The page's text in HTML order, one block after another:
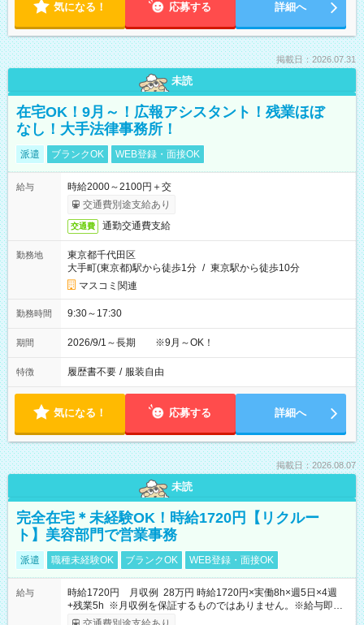
気になる！ 応募する 詳細へ
掲載日：2026.07.31
未読
在宅OK！9月～！広報アシスタント！残業ほぼ
なし！大手法律事務所！
派遣 ブランクOK WEB登録・面接OK
給与
時給2000～2100円＋交
交通費別途支給あり
交通費 通勤交通費支給
勤務地
東京都千代田区
大手町(東京都)駅から徒歩1分 / 東京駅から徒歩10分
マスコミ関連
勤務時間 9:30～17:30
期間 2026/9/1～長期 ※9月～OK！
特徴 履歴書不要 / 服装自由
気になる！ 応募する 詳細へ
掲載日：2026.08.07
未読
完全在宅＊未経験OK！時給1720円【リクルー
ト】美容部門で営業事務
派遣 職種未経験OK ブランクOK WEB登録・面接OK
給与
時給1720円 月収例 28万円 時給1720円×実働8h×週5日×4週
+残業5h ※月収例を保証するものではありません。※給与即受
取りサービス利用可（利用条件有）